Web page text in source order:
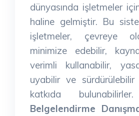
dünyasında işletmeler
haline gelmiştir. Bu
işletmeler, çevreye
minimize edebilir,
verimli kullanabilir,
uyabilir ve
katkıda
Belgelendirme